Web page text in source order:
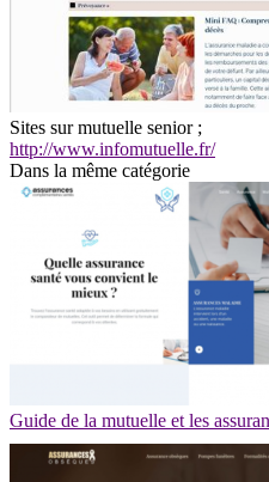
Sites sur mutuelle senior ;
http://www.infomutuelle.fr/
Dans la même catégorie
Guide de la mutuelle et les